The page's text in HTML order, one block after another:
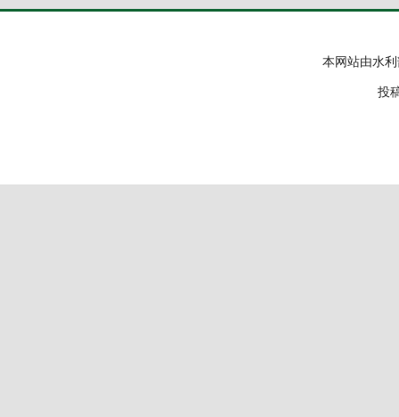
本网站由水
投